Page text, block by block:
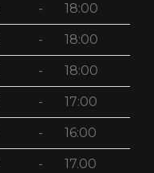
- 18:00
- 18:00
- 18:00
- 17:00
- 16:00
- 17.00